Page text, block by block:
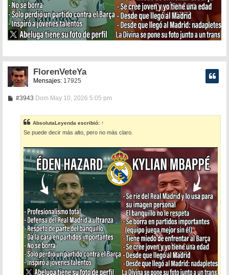
FlorenVeteYa
Mensajes: 17925
#3943M
a
j
Dom May 10, 2026 5:05 pm
AbsolutaLeyenda escribió: ↑
Se puede decir más alto, pero no más claro.